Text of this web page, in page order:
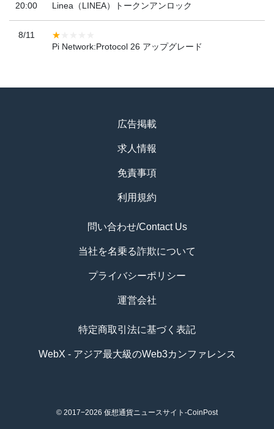
20:00
Linea（LINEA）トークンアンロック
8/11
Pi Network:Protocol 26 アップグレード
広告掲載
求人情報
免責事項
利用規約
問い合わせ/Contact Us
当社を名乗る詐欺について
プライバシーポリシー
運営会社
特定商取引法に基づく表記
WebX - アジア最大級のWeb3カンファレンス
© 2017−2026 仮想通貨ニュースサイト-CoinPost